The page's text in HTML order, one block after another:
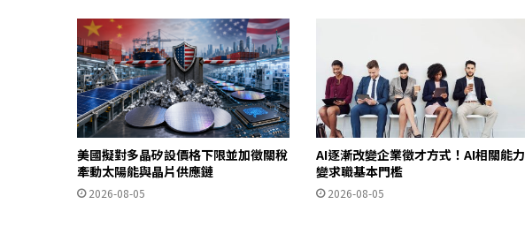
美國擬對多晶矽設價格下限並加徵關稅
牽動太陽能與晶片供應鏈
2026-08-05
AI逐漸改變企業徵才方式！AI相關能力
變求職基本門檻
2026-08-05